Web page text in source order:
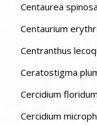
Centaurea spinosa
Centaurium
Centranthus
Ceratostigma
Cercidium
Cercidium